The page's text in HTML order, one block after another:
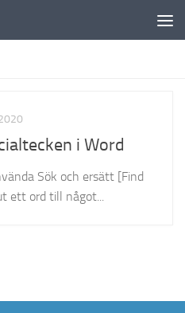
i Word
Sök och ersätt [Find
ett ord till något...